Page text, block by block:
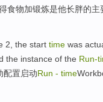
食物加锻炼是他长胖的主
2 , the start time was
the instance of the Run-
配置启动Run - time